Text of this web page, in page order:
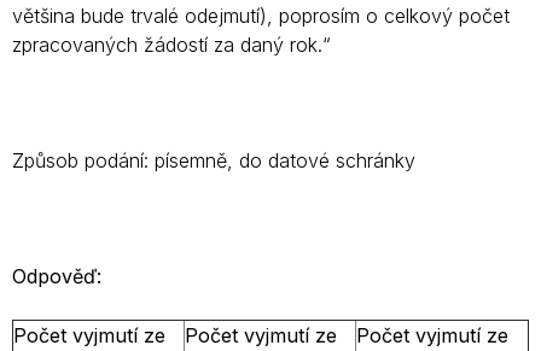
většina bude trvalé odejmutí), poprosím o celkový počet
zpracovaných žádostí za daný rok.“
Způsob podání: písemně, do datové schránky
Odpověď:
Počet vyjmutí ze
Počet vyjmutí ze
Počet vyjmutí ze